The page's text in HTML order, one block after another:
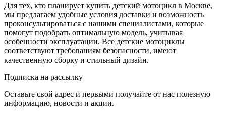
Для тех, кто планирует купить детский мотоцикл в Москве,
мы предлагаем удобные условия доставки и возможность
проконсультироваться с нашими специалистами, которые
помогут подобрать оптимальную модель, учитывая
особенности эксплуатации. Все детские мотоциклы
соответствуют требованиям безопасности, имеют
качественную сборку и стильный дизайн.
Подписка на рассылку
Оставьте свой адрес и первыми получайте от нас полезную
информацию, новости и акции.